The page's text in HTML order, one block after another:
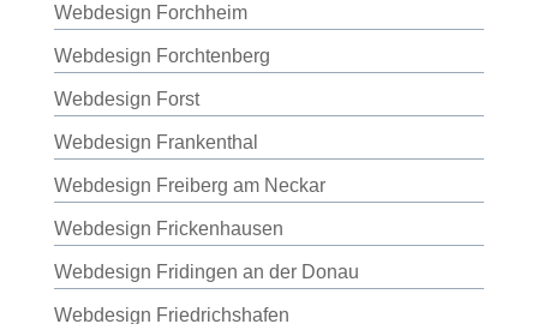
Webdesign Forchheim
Webdesign Forchtenberg
Webdesign Forst
Webdesign Frankenthal
Webdesign Freiberg am Neckar
Webdesign Frickenhausen
Webdesign Fridingen an der Donau
Webdesign Friedrichshafen